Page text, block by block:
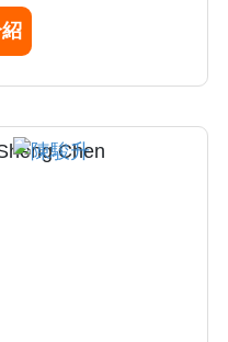
除斑（溶脂、磨
張及血管瘤雷射、